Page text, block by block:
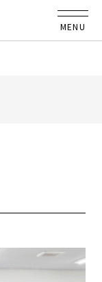
MENU